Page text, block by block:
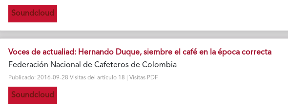
Soundcloud
Voces de actualiad: Hernando Duque, siembre el café en la época correcta
Federación Nacional de Cafeteros de Colombia
Publicado: 2016-09-28 Visitas del artículo 18 | Visitas PDF
Soundcloud